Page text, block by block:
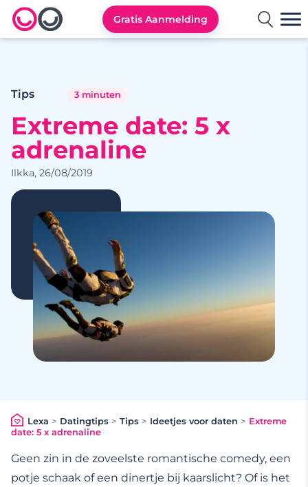
Lexa logo
Gratis Aanmelding
Tips 3 minuten
Extreme date: 5 x
adrenaline
Ilkka, 26/08/2019
Lexa > Datingtips > Tips > Ideetjes voor daten > Extreme
date: 5 x adrenaline
Geen zin in de zoveelste romantische comedy, een
potje schaak of een dinertje bij kaarslicht? Of is het